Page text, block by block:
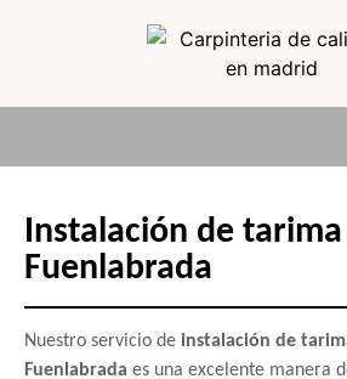
Instalación de
Fuenlabrada
Nuestro servicio de instalación de
Fuenlabrada es una excelente manera